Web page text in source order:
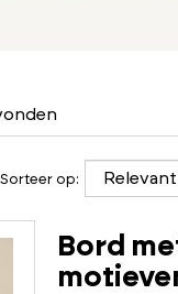
Sorteer op:
Bord